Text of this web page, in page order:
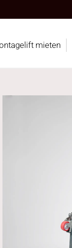
mieten